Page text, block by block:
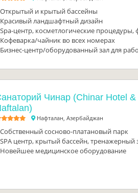
Открытый и крытый бассейны
Красивый ландшафтный дизайн
Spa-центр, косметлогические процедуры,
Кофеварка/чайник во всех номерах
Бизнес-центр/оборудованный зал для
Чинар (Chinar Hotel &
Нафталан, Азербайджан
Собственный сосново-платановый парк
SPA центр, крытый бассейн, тренажерный
Новейшее медицинское оборудование